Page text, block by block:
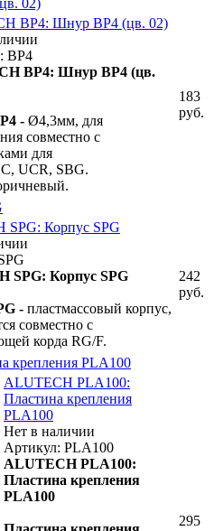
BP4: Шнур BP4 (цв. 02)
BP4
BP4: Шнур BP4 (цв.
- Ø4,3мм, для
совместно с
для
UCR, SBG.
183
руб.
SPG: Корпус SPG
SPG: Корпус SPG
- пластмассовый корпус,
совместно с
корда RG/F.
242
руб.
крепления PLA100
ALUTECH PLA100:
Пластина крепления
PLA100
Нет в наличии
Артикул: PLA100
ALUTECH PLA100:
Пластина крепления
PLA100
295